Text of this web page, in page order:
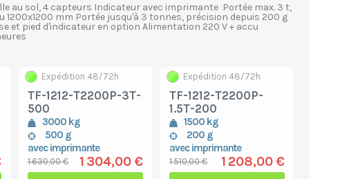
au sol, 4 capteurs Indicateur avec imprimante Portée max. 3 t,
1200x1200 mm Portée jusqu'à 3 tonnes, précision depuis 200 g
et pied d'indicateur en option Alimentation 220 V + accu
TF-1212-T2200P-3T-
500
3000 kg
500 g
avec imprimante
Expédition 48/72h
1 630,00 € 1 304,00 €
TF-1212-T2200P-
1.5T-200
1500 kg
200 g
avec imprimante
Expédition 48/72h
1 510,00 € 1 208,00 €